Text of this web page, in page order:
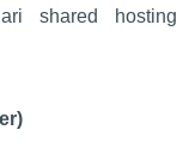
shared hosting